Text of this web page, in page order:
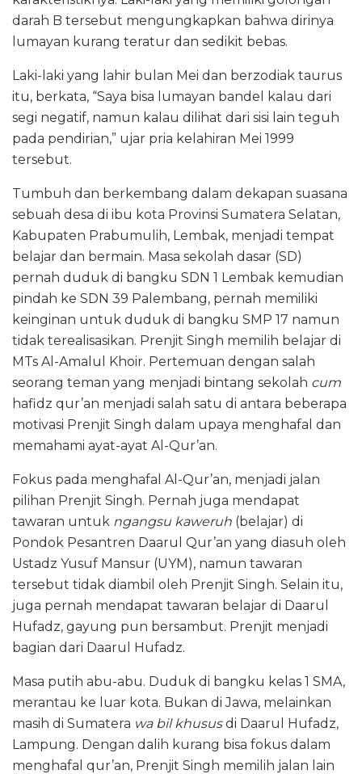
darah B tersebut mengungkapkan bahwa dirinya
lumayan kurang teratur dan sedikit bebas.
Laki-laki yang lahir bulan Mei dan berzodiak taurus
itu, berkata, “Saya bisa lumayan bandel kalau dari
segi negatif, namun kalau dilihat dari sisi lain teguh
pada pendirian,” ujar pria kelahiran Mei 1999
tersebut.
Tumbuh dan berkembang dalam dekapan suasana
sebuah desa di ibu kota Provinsi Sumatera Selatan,
Kabupaten Prabumulih, Lembak, menjadi tempat
belajar dan bermain. Masa sekolah dasar (SD)
pernah duduk di bangku SDN 1 Lembak kemudian
pindah ke SDN 39 Palembang, pernah memiliki
keinginan untuk duduk di bangku SMP 17 namun
tidak terealisasikan. Prenjit Singh memilih belajar di
MTs Al-Amalul Khoir. Pertemuan dengan salah
seorang teman yang menjadi bintang sekolah cum
hafidz qur’an menjadi salah satu di antara beberapa
motivasi Prenjit Singh dalam upaya menghafal dan
memahami ayat-ayat Al-Qur’an.
Fokus pada menghafal Al-Qur’an, menjadi jalan
pilihan Prenjit Singh. Pernah juga mendapat
tawaran untuk ngangsu kaweruh (belajar) di
Pondok Pesantren Daarul Qur’an yang diasuh oleh
Ustadz Yusuf Mansur (UYM), namun tawaran
tersebut tidak diambil oleh Prenjit Singh. Selain itu,
juga pernah mendapat tawaran belajar di Daarul
Hufadz, gayung pun bersambut. Prenjit menjadi
bagian dari Daarul Hufadz.
Masa putih abu-abu. Duduk di bangku kelas 1 SMA,
merantau ke luar kota. Bukan di Jawa, melainkan
masih di Sumatera wa bil khususdi Daarul Hufadz,
Lampung. Dengan dalih kurang bisa fokus dalam
menghafal qur’an, Prenjit Singh memilih jalan lain